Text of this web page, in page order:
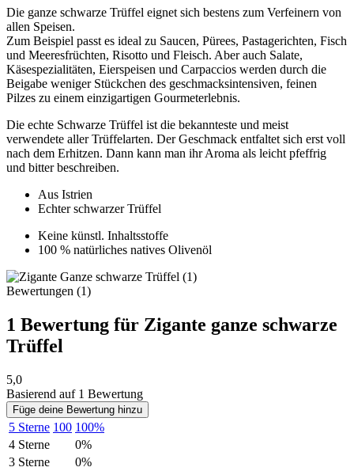
Die ganze schwarze Trüffel eignet sich bestens zum Verfeinern von
allen Speisen.
Zum Beispiel passt es ideal zu Saucen, Pürees, Pastagerichten, Fisch
und Meeresfrüchten, Risotto und Fleisch. Aber auch Salate,
Käsespezialitäten, Eierspeisen und Carpaccios werden durch die
Beigabe weniger Stückchen des geschmacksintensiven, feinen
Pilzes zu einem einzigartigen Gourmeterlebnis.
Die echte Schwarze Trüffel ist die bekannteste und meist
verwendete aller Trüffelarten. Der Geschmack entfaltet sich erst voll
nach dem Erhitzen. Dann kann man ihr Aroma als leicht pfeffrig
und bitter beschreiben.
Aus Istrien
Echter schwarzer Trüffel
Keine künstl. Inhaltsstoffe
100 % natürliches natives Olivenöl
Bewertungen (1)
1 Bewertung für Zigante ganze schwarze
Trüffel
5,0
Basierend auf 1 Bewertung
Füge deine Bewertung hinzu
5 Sterne 100 100%
4 Sterne
0%
3 Sterne
0%